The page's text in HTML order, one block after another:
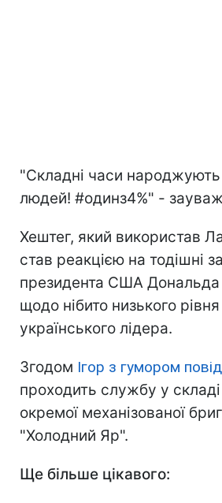
"Складні часи
людей! #одинз4%" -
Хештег, який використав
став реакцією на тодішні
президента США
щодо нібито низького
українського лідера.
Згодом Ігор з гумором
проходить службу у
окремої механізованої
"Холодний Яр".
Ще більше цікавого: